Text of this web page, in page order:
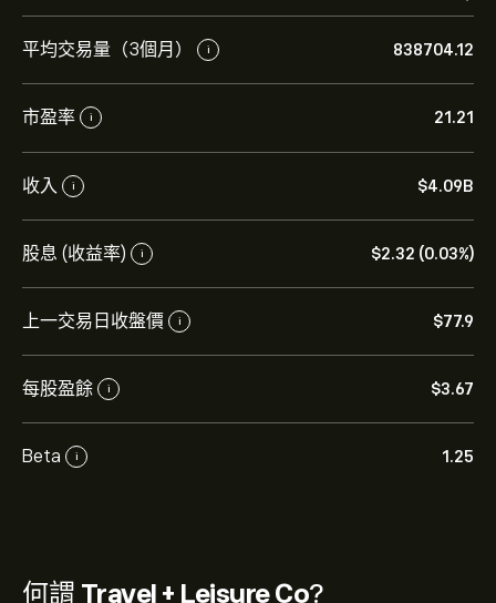
平均交易量（3個月） i 838704.12
市盈率 i 21.21
收入 i ‎$‎4.09B
股息 (收益率) i ‎$‎2.32 (0.03%)
上一交易日收盤價 i ‎$‎77.9
每股盈餘 i ‎$‎3.67
Beta i 1.25
何謂 Travel + Leisure Co?